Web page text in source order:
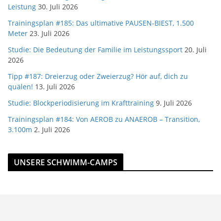
Leistung 30. Juli 2026
Trainingsplan #185: Das ultimative PAUSEN-BIEST, 1.500
Meter 23. Juli 2026
Studie: Die Bedeutung der Familie im Leistungssport 20. Juli
2026
Tipp #187: Dreierzug oder Zweierzug? Hör auf, dich zu
quälen! 13. Juli 2026
Studie: Blockperiodisierung im Krafttraining 9. Juli 2026
Trainingsplan #184: Von AEROB zu ANAEROB – Transition,
3.100m 2. Juli 2026
UNSERE SCHWIMM-CAMPS